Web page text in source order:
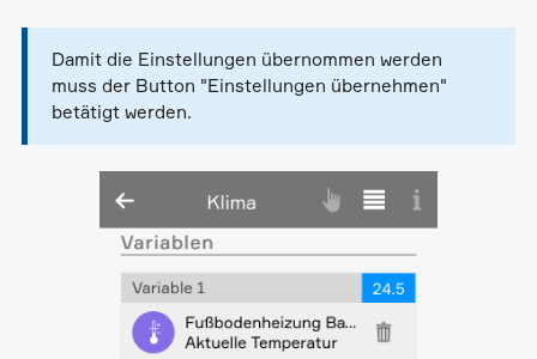
Damit die Einstellungen übernommen werden
muss der Button "Einstellungen übernehmen"
betätigt werden.